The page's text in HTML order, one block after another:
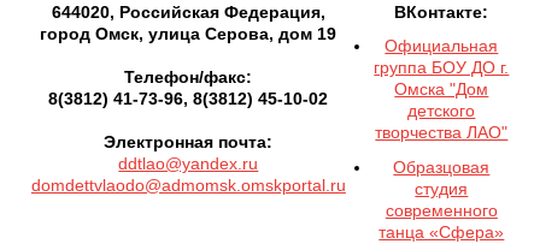
644020, Российская Федерация,
город Омск, улица Серова, дом 19
Телефон/факс:
8(3812) 41-73-96, 8(3812) 45-10-02
Электронная почта:
ddtlao@yandex.ru
domdettvlaodo@admomsk.omskportal.ru
ВКонтакте:
Официальная
группа БОУ ДО г.
Омска "Дом
детского
творчества ЛАО"
Образцовая
студия
современного
танца «Сфера»